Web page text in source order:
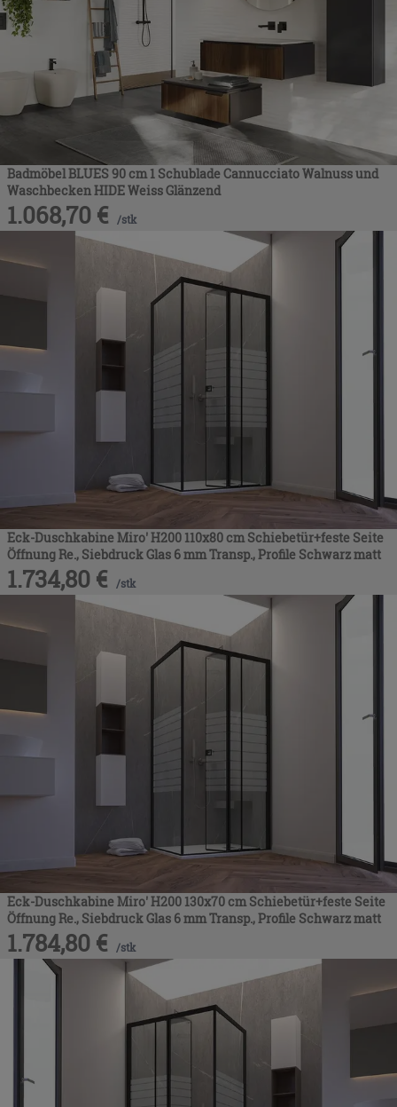
Badmöbel BLUES 90 cm 1 Schublade Cannucciato Walnuss und
Waschbecken HIDE Weiss Glänzend
1.068,70 € /stk
Eck-Duschkabine Miro' H200 110x80 cm Schiebetür+feste Seite
Öffnung Re., Siebdruck Glas 6 mm Transp., Profile Schwarz matt
1.734,80 € /stk
Eck-Duschkabine Miro' H200 130x70 cm Schiebetür+feste Seite
Öffnung Re., Siebdruck Glas 6 mm Transp., Profile Schwarz matt
1.784,80 € /stk